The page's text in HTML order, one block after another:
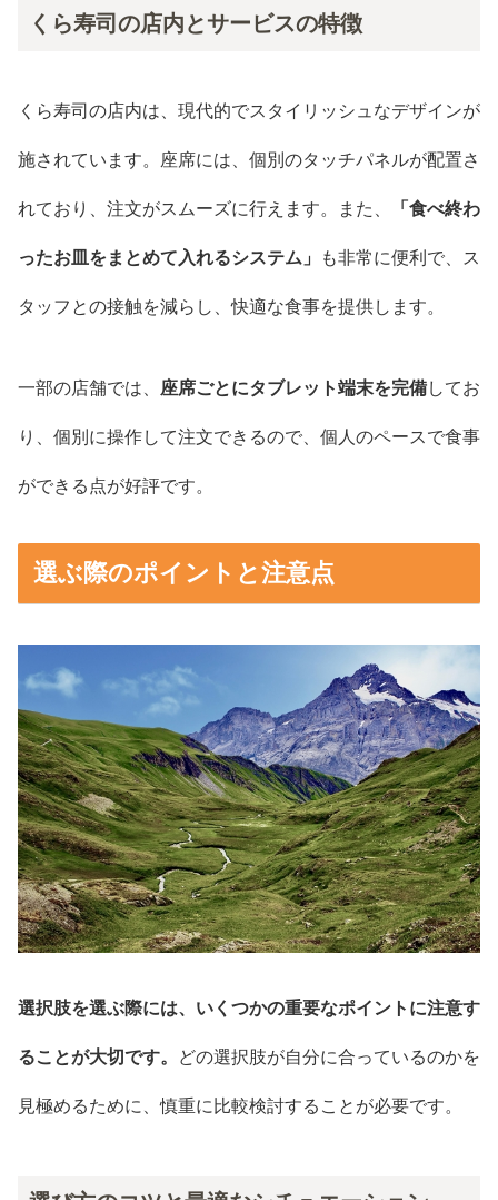
くら寿司の店内とサービスの特徴
くら寿司の店内は、現代的でスタイリッシュなデザインが
施されています。座席には、個別のタッチパネルが配置さ
れており、注文がスムーズに行えます。また、 「食べ終わ
ったお皿をまとめて入れるシステム」 も非常に便利で、ス
タッフとの接触を減らし、快適な食事を提供します。
一部の店舗では、 座席ごとにタブレット端末を完備してお
り、個別に操作して注文できるので、個人のペースで食事
ができる点が好評です。
選ぶ際のポイントと注意点
選択肢を選ぶ際には、いくつかの重要なポイントに注意す
ることが大切です。 どの選択肢が自分に合っているのかを
見極めるために、慎重に比較検討することが必要です。